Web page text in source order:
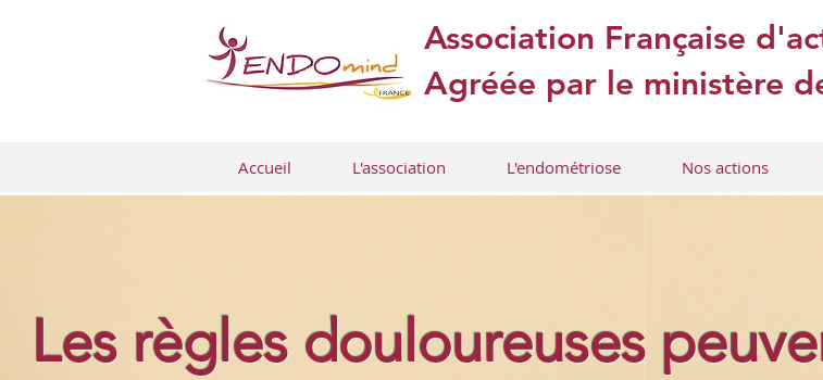
Association Française
Agréée par le ministère
Accueil L'association L'endométriose Nos actions
Les règles douloureuses